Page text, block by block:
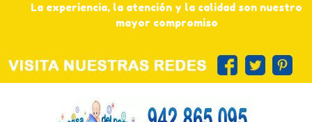
La experiencia, la atención y la calidad son nuestro
mayor compromiso